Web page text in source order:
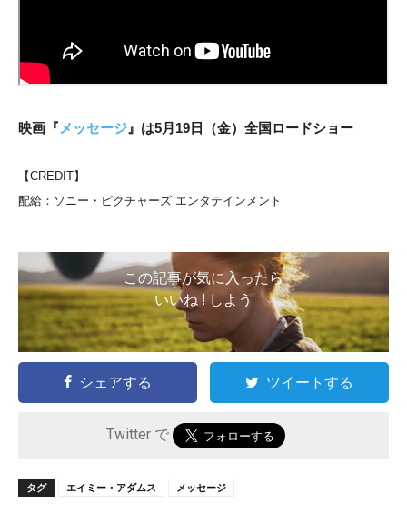
映画『 メッセージ 』は5月19日（金）全国ロードショー
【CREDIT】
配給：ソニー・ピクチャーズ エンタテインメント
この記事が気に入ったら
いいね ! しよう
シェアする ツイートする
Twitter で
タグ エイミー・アダムス メッセージ